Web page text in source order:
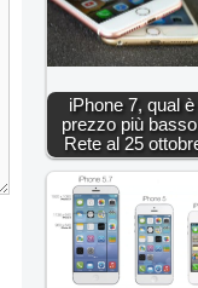
iPhone 7, qual è
prezzo più
Rete al 25